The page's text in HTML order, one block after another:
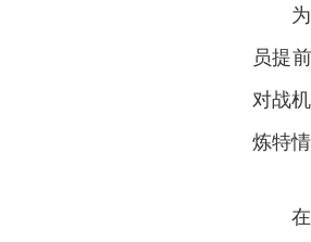
员提
对战
炼特